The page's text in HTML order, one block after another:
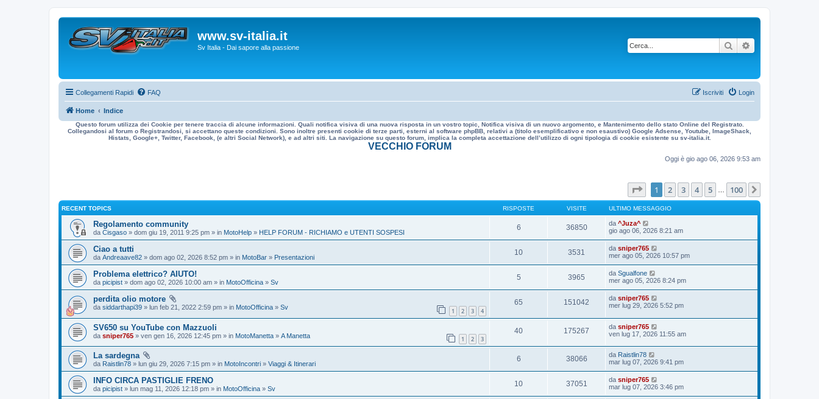
www.sv-italia.it
Sv Italia - Dai sapore alla passione Cerca
Collegamenti Rapidi FAQ Login
Iscriviti
Home Indice
Questo forum utilizza dei Cookie per tenere traccia di alcune informazioni. Quali notifica visiva di una nuova risposta in un vostro topic, Notifica visiva di un nuovo argomento, e Mantenimento dello stato Online del Registrato.
Collegandosi al forum o Registrandosi, si accettano queste condizioni. Sono inoltre presenti cookie di terze parti, esterni al software phpBB, relativi a (titolo esemplificativo e non esaustivo) Google Adsense, Youtube, ImageShack,
Histats, Google+, Twitter, Facebook, (e altri Social Network), e ad altri siti. La navigazione su questo forum, implica la completa accettazione dell’utilizzo di ogni tipologia di cookie esistente su sv-italia.it.
VECCHIO FORUM
Oggi è gio ago 06, 2026 9:53 am
Pagina1 di 100
1 2 3 4 5 100
RECENT TOPICS RISPOSTE VISITE ULTIMO MESSAGGIO
Regolamento community
da Cisgaso » dom giu 19, 2011 9:25 pm » in MotoHelp » HELP FORUM - RICHIAMO e UTENTI SOSPESI
6 36850 da ^Juza^
gio ago 06, 2026 8:21 am
Ciao a tutti
da Andreaave82 » dom ago 02, 2026 8:52 pm » in MotoBar » Presentazioni
10 3531 da sniper765
mer ago 05, 2026 10:57 pm
Problema elettrico? AIUTO!
da picipist » dom ago 02, 2026 10:00 am » in MotoOfficina » Sv
5 3965 da Sgualfone
mer ago 05, 2026 8:24 pm
perdita olio motore
1 2 3 4
da siddarthapi39 » lun feb 21, 2022 2:59 pm » in MotoOfficina » Sv
65 151042 da sniper765
mer lug 29, 2026 5:52 pm
SV650 su YouTube con Mazzuoli
1 2 3
da sniper765 » ven gen 16, 2026 12:45 pm » in MotoManetta » A Manetta
40 175267 da sniper765
ven lug 17, 2026 11:55 am
La sardegna
da Raistlin78 » lun giu 29, 2026 7:15 pm » in MotoIncontri » Viaggi & Itinerari
6 38066 da Raistlin78
mar lug 07, 2026 9:41 pm
INFO CIRCA PASTIGLIE FRENO
da picipist » lun mag 11, 2026 12:18 pm » in MotoOfficina » Sv
10 37051 da sniper765
mar lug 07, 2026 3:46 pm